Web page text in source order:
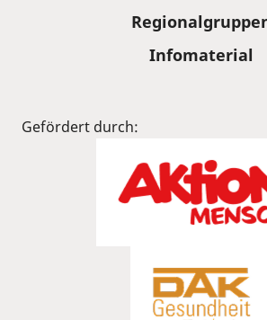
Infomaterial
Gefördert durch: